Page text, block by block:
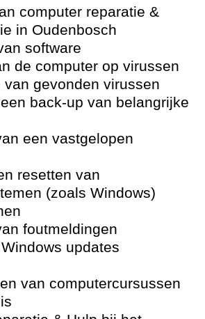
computer reparatie &
in Oudenbosch
software
de computer op virussen
van gevonden virussen
back-up van belangrijke
een vastgelopen
resetten van
(zoals Windows)
foutmeldingen
updates
van computercursussen